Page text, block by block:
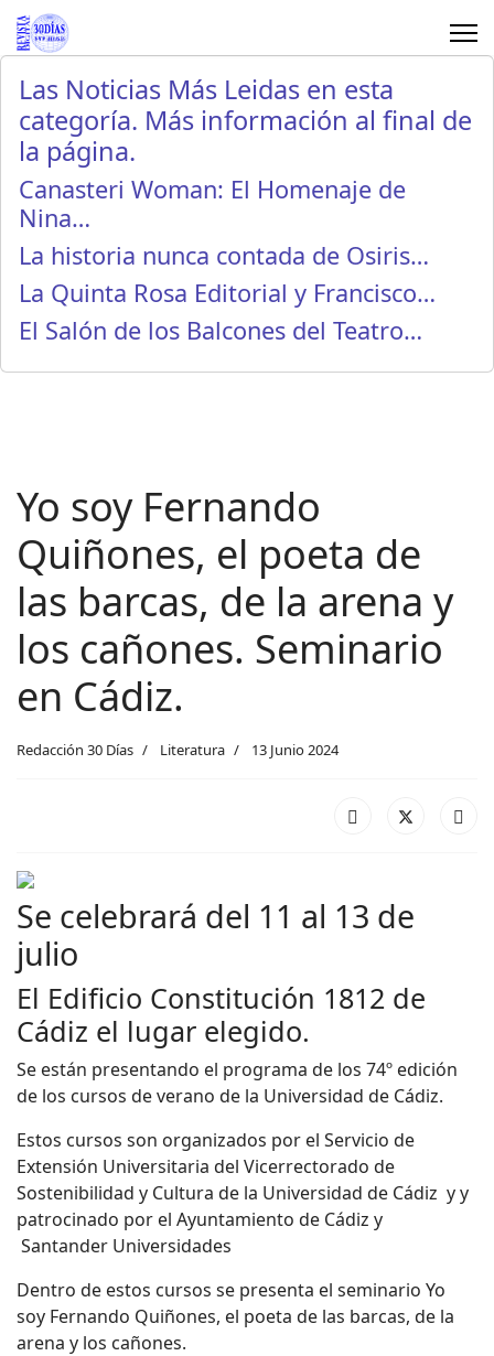
Las Noticias Más Leidas en esta
categoría. Más información al final de
la página.
Canasteri Woman: El Homenaje de
Nina…
La historia nunca contada de Osiris…
La Quinta Rosa Editorial y Francisco…
El Salón de los Balcones del Teatro…
Yo soy Fernando
Quiñones, el poeta de
las barcas, de la arena y
los cañones. Seminario
en Cádiz.
Redacción 30 Días Literatura 13 Junio 2024
Se celebrará del 11 al 13 de
julio
El Edificio Constitución 1812 de
Cádiz el lugar elegido.
Se están presentando el programa de los 74º edición
de los cursos de verano de la Universidad de Cádiz.
Estos cursos son organizados por el Servicio de
Extensión Universitaria del Vicerrectorado de
Sostenibilidad y Cultura de la Universidad de Cádiz y y
patrocinado por el Ayuntamiento de Cádiz y
Santander Universidades
Dentro de estos cursos se presenta el seminario Yo
soy Fernando Quiñones, el poeta de las barcas, de la
arena y los cañones.